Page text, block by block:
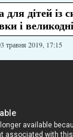
дітей із
і
травня 2019, 17:15